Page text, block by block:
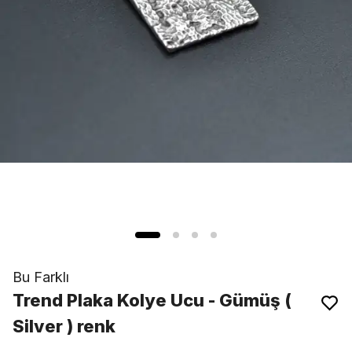
Bu Farklı
Trend Plaka Kolye Ucu - Gümüş (
Silver ) renk